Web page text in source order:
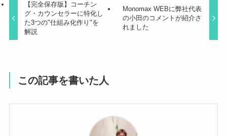
【完全保存版】コーチン
グ・カウンセラーに特化し
た3つの"仕組み化作り"を
解説
Monomax WEBに弊社代表
の小田のコメントが紹介さ
れました
この記事を書いた人